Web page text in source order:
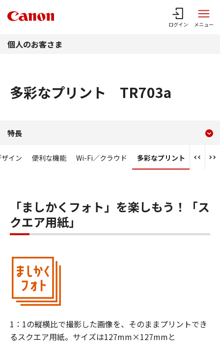
ログイン メニュー
個人のお客さま
多彩なプリント TR703a
多彩なプリント TR703a
特長
イン 便利な機能 Wi-Fi／クラウド 多彩なプリント
「ましかくフォト」を楽しもう！「ス
クエア用紙」
1：1の縦横比で撮影した画像を、そのままプリントでき
るスクエア用紙。サイズは127mm×127mmと